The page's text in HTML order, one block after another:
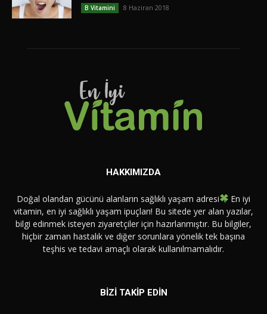
B Vitamini 8 Haziran 2018
HAKKIMIZDA
Doğal olandan gücünü alanların sağlıklı yaşam adresi
En iyi
vitamin, en iyi sağlıklı yaşam ipuçları! Bu sitede yer alan yazılar,
bilgi edinmek isteyen ziyaretçiler için hazırlanmıştır. Bu bilgiler,
hiçbir zaman hastalık ve diğer sorunlara yönelik tek başına
teşhis ve tedavi amaçlı olarak kullanılmamalıdır.
BİZİ TAKİP EDİN